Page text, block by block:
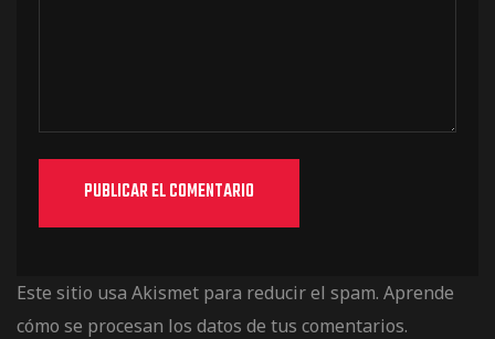
Este sitio usa Akismet para reducir el spam. Aprende
cómo se procesan los datos de tus comentarios.